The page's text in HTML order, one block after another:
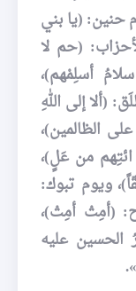
حنين: (يا بني
(حم لا
أسلِمْهم)،
(ألا إلى اللهِ
على الظالمين)،
من عَلٍ)،
ويوم تبوك:
(أمِتْ أمِتْ)،
الحسين عليه